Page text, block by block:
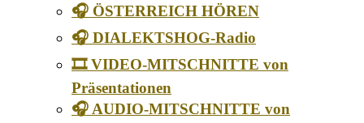
🎧 ÖSTERREICH HÖREN
🎧 DIALEKTSHOG-Radio
🎞️ VIDEO-MITSCHNITTE von
Präsentationen
🎧 AUDIO-MITSCHNITTE von